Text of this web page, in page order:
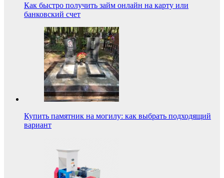
Как быстро получить займ онлайн на карту или
банковский счет
Купить памятник на могилу: как выбрать подходящий
вариант